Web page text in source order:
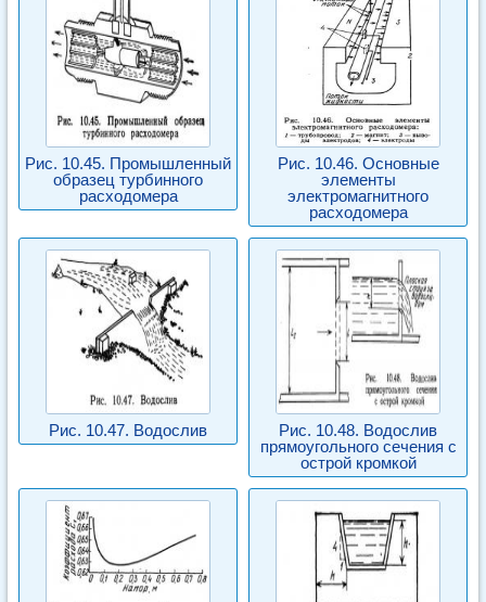
Рис. 10.45. Промышленный
образец турбинного
расходомера
Рис. 10.46. Основные
элементы
электромагнитного
расходомера
Рис. 10.47. Водослив
Рис. 10.48. Водослив
прямоугольного сечения с
острой кромкой